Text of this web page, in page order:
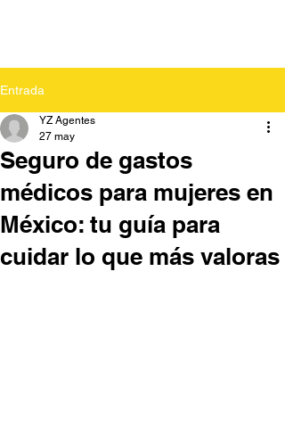
Entrada
Seguro de gastos
médicos para mujeres en
México: tu guía para
cuidar lo que más valoras
YZ Agentes
27 may